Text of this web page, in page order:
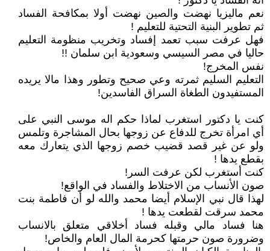
نعم ماليزيا نهضت والصين نهضت أولا بمكافحة الفساد
ثم تطوير البنية التحتية للتعليم !
فهل عرفت سبب تعمد إفساد وتخريب منظومة التعليم
حاليا في مصر السيسي وسعودية ابن سلمان !!
نفس المخرج!
التعليم السليم ثمرته وعي صحيح وتطور وهذا مالا يريده
المستفيدون الطغاة السراق الفاسدين!
كنت يا دكتور استغرب لماذا حكم اله موسى النبي على
أي امرأة تخرج للدفاع عن زوجها بحال المشاجرة وتلمس
ولو عن غير قصد قضيب خصم زوجها الذي يتعارك معه
بقطع يدها !
كنت أستغرب لكن عرفت السر!
صون الأنساب من الاختلاط والفساد في الواقع!
لهذا قال نبي الإسلام أيضا محمد والله لو أن فاطمة بنت
محمد سرقت لقطعت يدها !
هنا فساد مالي وقبله فساد أخلاقي متعلق بالانساب
وضرورة صون حرمتها كحرمة المال العام والخاص!